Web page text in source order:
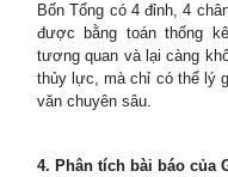
Bốn Tổng có 4 đỉnh, 4
được bằng toán thống
tương quan và lại càng
thủy lực, mà chỉ có thể lý
văn chuyên sâu.
4. Phân tích bài báo của